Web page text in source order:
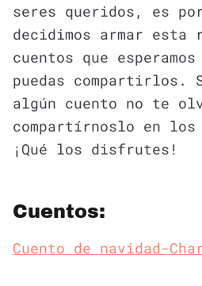
seres queridos, es
decidimos armar esta
cuentos que
puedas
algún cuento no te
compartírnoslo en los
¡Qué los disfrutes!
Cuentos:
Cuento de navidad-